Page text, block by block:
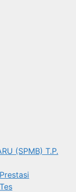
(SPMB) T.P.